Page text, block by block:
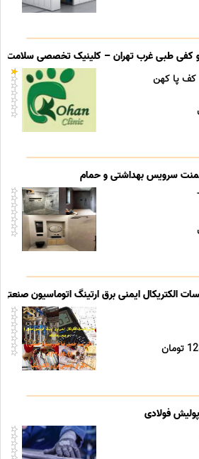
کفی طبی غرب تهران – کلینیک تخصصی سلامت
کف پا کهن
سرویس بهداشتی و حمام
الکتریکال ایمنی برق ارتینگ اتوماسیون
فولادی